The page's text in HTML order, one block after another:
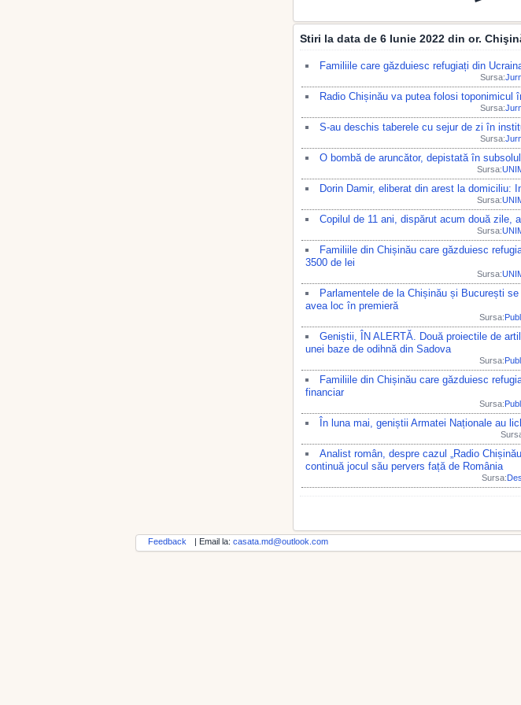
Stiri la data de 6 Iunie 2022 din or.
Familiile care găzduiesc refugiați din
Sursa:
Radio Chișinău va putea folosi toponimicul
Sursa:
S-au deschis taberele cu sejur de zi în
Sursa:
O bombă de aruncător, depistată în
Sursa:
Dorin Damir, eliberat din arest la domiciliu:
Sursa:
Copilul de 11 ani, dispărut acum două zile,
Sursa:
Familiile din Chișinău care găzduiesc
3500 de lei
Sursa:
Parlamentele de la Chișinău și București
avea loc în premieră
Sursa:
Geniștii, ÎN ALERTĂ. Două proiectile de
unei baze de odihnă din Sadova
Sursa:
Familiile din Chișinău care găzduiesc
financiar
Sursa:
În luna mai, geniștii Armatei Naționale au
Analist român, despre cazul „Radio
continuă jocul său pervers față de România
Sursa:
Feedback | Email la: casata.md@outlook.com